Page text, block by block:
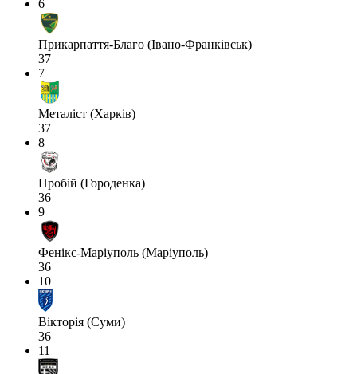
6
Прикарпаття-Благо (Івано-Франківськ)
37
7
Металіст (Харків)
37
8
Пробій (Городенка)
36
9
Фенікс-Маріуполь (Маріуполь)
36
10
Вікторія (Суми)
36
11